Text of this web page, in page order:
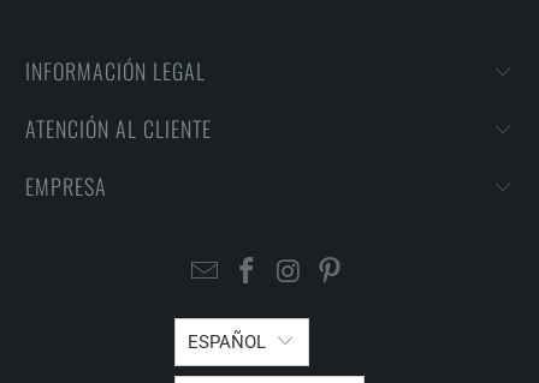
INFORMACIÓN LEGAL
ATENCIÓN AL CLIENTE
EMPRESA
ESPAÑOL